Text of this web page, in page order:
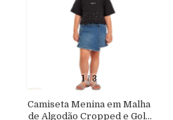
1/3
Camiseta Menina em Malha
de Algodão Cropped e Gola